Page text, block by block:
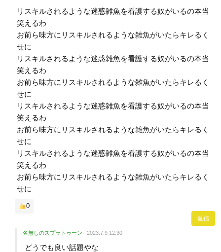
リスキルされるような迷惑雑魚を看護する奴がいるの本当
笑えるわ
お前ら味方にリスキルされるような雑魚がいたらキレるく
せに
リスキルされるような迷惑雑魚を看護する奴がいるの本当
笑えるわ
お前ら味方にリスキルされるような雑魚がいたらキレるく
せに
リスキルされるような迷惑雑魚を看護する奴がいるの本当
笑えるわ
お前ら味方にリスキルされるような雑魚がいたらキレるく
せに
リスキルされるような迷惑雑魚を看護する奴がいるの本当
笑えるわ
お前ら味方にリスキルされるような雑魚がいたらキレるく
せに
0
返信
名無しのスプラトゥーン 2023.7.9 12:30
どうでも良い話題やな